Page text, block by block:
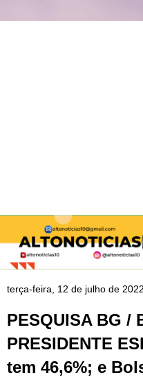
terça-feira, 12 de julho de 2022
PESQUISA BG /
PRESIDENTE
tem 46,6%; e